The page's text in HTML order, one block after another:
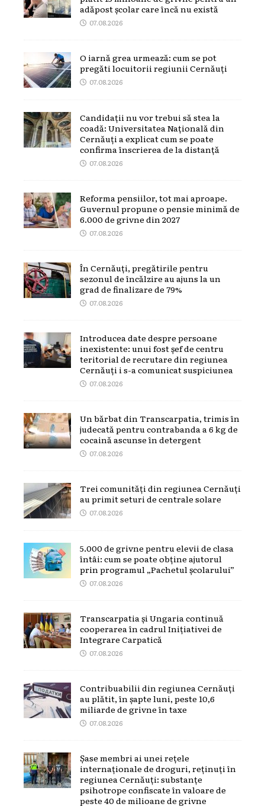
adăpost școlar care încă nu există
07.08.2026
O iarnă grea urmează: cum se pot
pregăti locuitorii regiunii Cernăuți
07.08.2026
Candidații nu vor trebui să stea la
coadă: Universitatea Națională din
Cernăuți a explicat cum se poate
confirma înscrierea de la distanță
07.08.2026
Reforma pensiilor, tot mai aproape.
Guvernul propune o pensie minimă de
6.000 de grivne din 2027
07.08.2026
În Cernăuți, pregătirile pentru
sezonul de încălzire au ajuns la un
grad de finalizare de 79%
07.08.2026
Introducea date despre persoane
inexistente: unui fost șef de centru
teritorial de recrutare din regiunea
Cernăuți i s-a comunicat suspiciunea
07.08.2026
Un bărbat din Transcarpatia, trimis în
judecată pentru contrabanda a 6 kg de
cocaină ascunse în detergent
07.08.2026
Trei comunități din regiunea Cernăuți
au primit seturi de centrale solare
07.08.2026
5.000 de grivne pentru elevii de clasa
întâi: cum se poate obține ajutorul
prin programul „Pachetul școlarului”
07.08.2026
Transcarpatia și Ungaria continuă
cooperarea în cadrul Inițiativei de
Integrare Carpatică
07.08.2026
Contribuabilii din regiunea Cernăuți
au plătit, în șapte luni, peste 10,6
miliarde de grivne în taxe
07.08.2026
Șase membri ai unei rețele
internaționale de droguri, reținuți în
regiunea Cernăuți: substanțe
psihotrope confiscate în valoare de
peste 40 de milioane de grivne